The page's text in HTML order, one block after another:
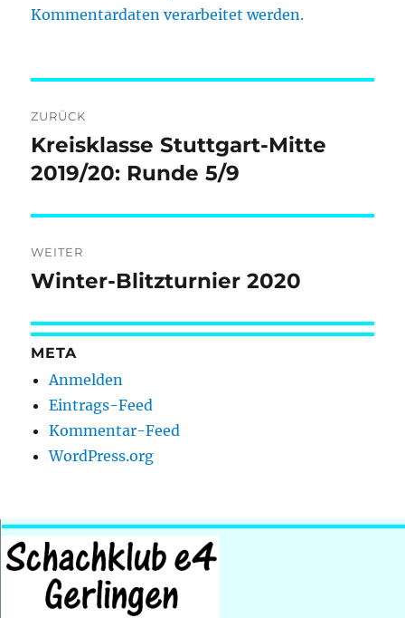
Kommentardaten verarbeitet werden.
ZURÜCK
Vorheriger
Beitrag:
Kreisklasse Stuttgart-Mitte
2019/20: Runde 5/9
WEITER
Nächster
Winter-Blitzturnier 2020
META
Anmelden
Eintrags-Feed
Kommentar-Feed
WordPress.org